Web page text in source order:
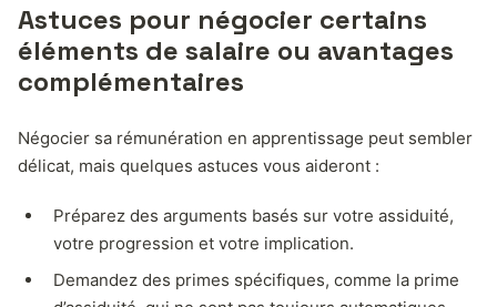
Astuces pour négocier certains
éléments de salaire ou avantages
complémentaires
Négocier sa rémunération en apprentissage peut sembler
délicat, mais quelques astuces vous aideront :
Préparez des arguments basés sur votre assiduité,
votre progression et votre implication.
Demandez des primes spécifiques, comme la prime